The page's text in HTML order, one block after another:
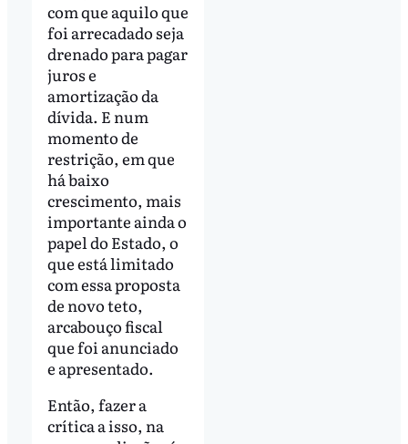
com que aquilo que
foi arrecadado seja
drenado para pagar
juros e
amortização da
dívida. E num
momento de
restrição, em que
há baixo
crescimento, mais
importante ainda o
papel do Estado, o
que está limitado
com essa proposta
de novo teto,
arcabouço fiscal
que foi anunciado
e apresentado.
Então, fazer a
crítica a isso, na